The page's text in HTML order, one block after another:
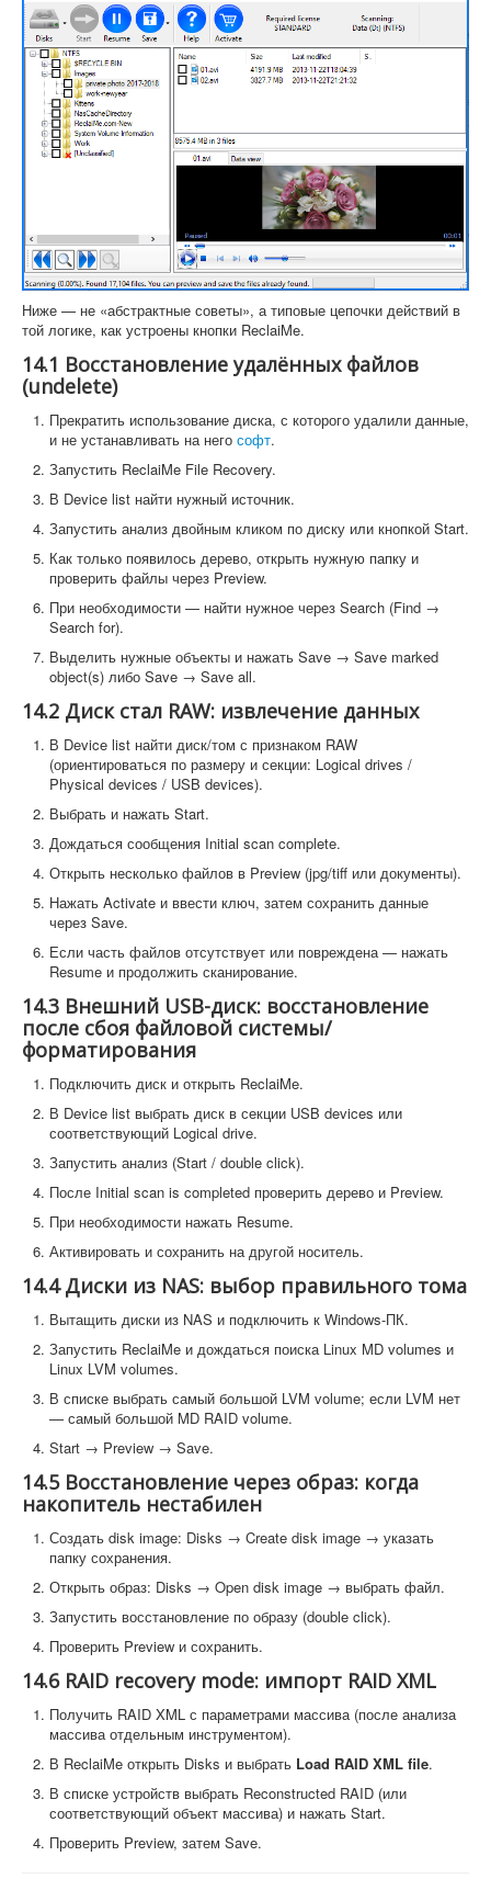
Ниже — не «абстрактные советы», а типовые цепочки действий в
той логике, как устроены кнопки ReclaiMe.
14.1 Восстановление удалённых файлов
(undelete)
Прекратить использование диска, с которого удалили данные,
и не устанавливать на него софт.
Запустить ReclaiMe File Recovery.
В Device list найти нужный источник.
Запустить анализ двойным кликом по диску или кнопкой Start.
Как только появилось дерево, открыть нужную папку и
проверить файлы через Preview.
При необходимости — найти нужное через Search (Find →
Search for).
Выделить нужные объекты и нажать Save → Save marked
object(s) либо Save → Save all.
14.2 Диск стал RAW: извлечение данных
В Device list найти диск/том с признаком RAW
(ориентироваться по размеру и секции: Logical drives /
Physical devices / USB devices).
Выбрать и нажать Start.
Дождаться сообщения Initial scan complete.
Открыть несколько файлов в Preview (jpg/tiff или документы).
Нажать Activate и ввести ключ, затем сохранить данные
через Save.
Если часть файлов отсутствует или повреждена — нажать
Resume и продолжить сканирование.
14.3 Внешний USB-диск: восстановление
после сбоя файловой системы/
форматирования
Подключить диск и открыть ReclaiMe.
В Device list выбрать диск в секции USB devices или
соответствующий Logical drive.
Запустить анализ (Start / double click).
После Initial scan is completed проверить дерево и Preview.
При необходимости нажать Resume.
Активировать и сохранить на другой носитель.
14.4 Диски из NAS: выбор правильного тома
Вытащить диски из NAS и подключить к Windows-ПК.
Запустить ReclaiMe и дождаться поиска Linux MD volumes и
Linux LVM volumes.
В списке выбрать самый большой LVM volume; если LVM нет
— самый большой MD RAID volume.
Start → Preview → Save.
14.5 Восстановление через образ: когда
накопитель нестабилен
Создать disk image: Disks → Create disk image → указать
папку сохранения.
Открыть образ: Disks → Open disk image → выбрать файл.
Запустить восстановление по образу (double click).
Проверить Preview и сохранить.
14.6 RAID recovery mode: импорт RAID XML
Получить RAID XML с параметрами массива (после анализа
массива отдельным инструментом).
В ReclaiMe открыть Disks и выбрать Load RAID XML file.
В списке устройств выбрать Reconstructed RAID (или
соответствующий объект массива) и нажать Start.
Проверить Preview, затем Save.